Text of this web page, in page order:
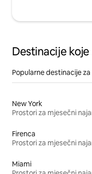
Destinacije
Popularne destinacije
New York
Prostori za mjesečni
Firenca
Prostori za mjesečni
Miami